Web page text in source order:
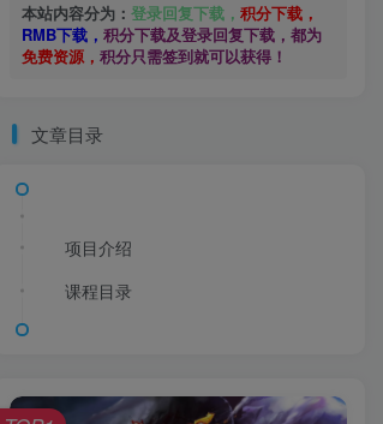
本站内容分为： 登录回复下载， 积分下载，
RMB下载， 积分下载及登录回复下载，都为
免费资源， 积分只需签到就可以获得！
文章目录
项目介绍
课程目录